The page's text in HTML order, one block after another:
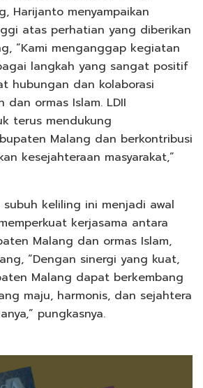
Harijanto menyampaikan
atas perhatian yang diberikan
“Kami menganggap kegiatan
langkah yang sangat positif
hubungan dan kolaborasi
ormas Islam. LDII
terus mendukung
Malang dan berkontribusi
kesejahteraan masyarakat,”
subuh keliling ini menjadi awal
kerjasama antara
Malang dan ormas Islam,
“Dengan sinergi yang kuat,
Malang dapat berkembang
maju, harmonis, dan sejahtera
pungkasnya.